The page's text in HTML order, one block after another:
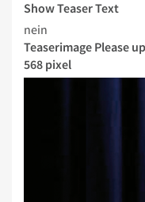
Show Teaser Text
nein
Teaserimage Please
568 pixel